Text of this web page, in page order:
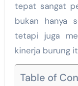
tepat sangat
bukan hanya
tetapi juga
kinerja burung
Table of